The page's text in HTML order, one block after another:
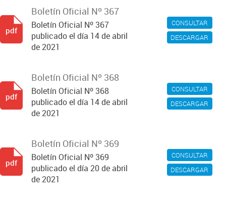
CONSULTAR
DESCARGAR
Boletín Oficial Nº 367
Boletín Oficial Nº 367
publicado el día 14 de abril
de 2021
pdf
CONSULTAR
DESCARGAR
Boletín Oficial Nº 368
Boletín Oficial Nº 368
publicado el día 14 de abril
de 2021
pdf
CONSULTAR
DESCARGAR
Boletín Oficial Nº 369
Boletín Oficial Nº 369
publicado el día 20 de abril
de 2021
pdf